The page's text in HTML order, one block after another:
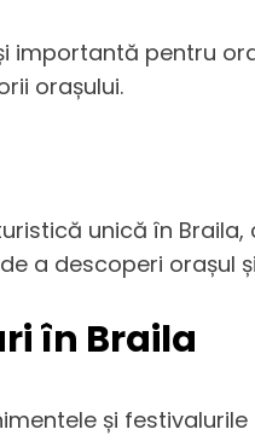
importantă pentru
orașului.
unică în
a descoperi orașul
în Braila
și